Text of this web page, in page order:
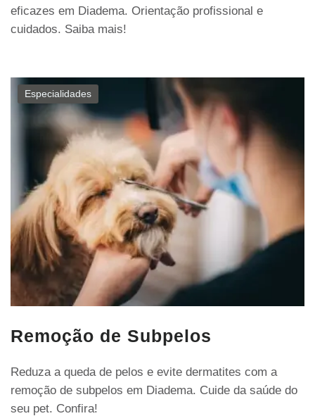
eficazes em Diadema. Orientação profissional e
cuidados. Saiba mais!
Especialidades
Remoção de Subpelos
Reduza a queda de pelos e evite dermatites com a
remoção de subpelos em Diadema. Cuide da saúde do
seu pet. Confira!